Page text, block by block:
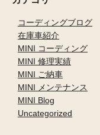
コーディングブログ
在庫車紹介
MINI コーディング
MINI 修理実績
MINI ご納車
MINI メンテナンス
MINI Blog
Uncategorized